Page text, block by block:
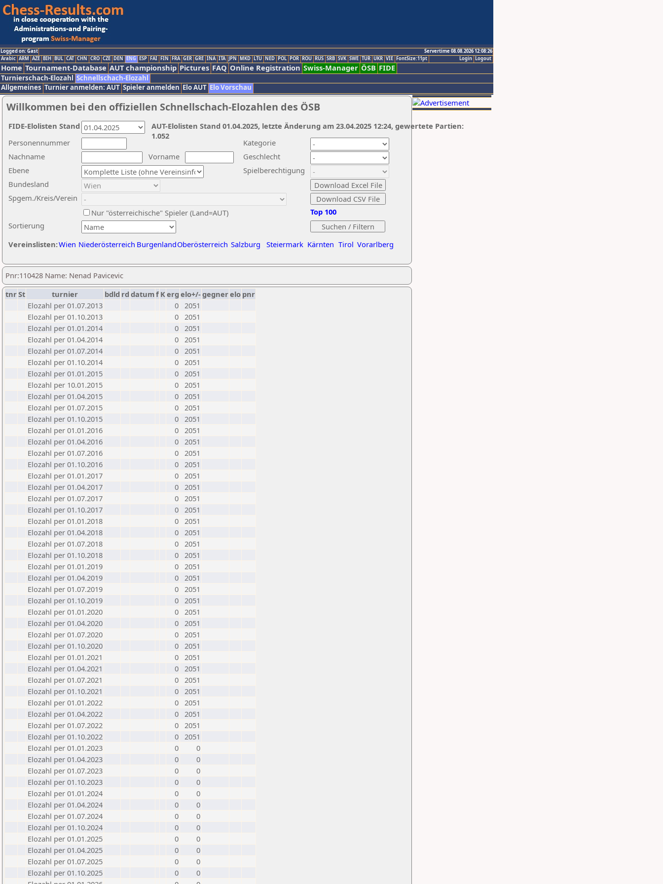
Logged on: Gast
Servertime 08.08.2026 12:08:26
Logout
Login
Arabic ARM AZE BIH BUL CAT CHN CRO CZE DEN ENG ESP FAI FIN FRA GER GRE INA ITA JPN MKD LTU NED POL POR ROU RUS SRB SVK SWE TUR UKR VIE FontSize:11pt
Home Tournament-Database AUT championship Pictures FAQ Online Registration Swiss-Manager ÖSB FIDE
Turnierschach-Elozahl Schnellschach-Elozahl
Allgemeines Turnier anmelden: AUT Spieler anmelden Elo AUT Elo Vorschau
Willkommen bei den offiziellen Schnellschach-Elozahlen des ÖSB
Nachname
Vorname
Ebene
Kategorie
Sortierung
Personennummer
Bundesland
Spgem./Kreis/Verein
Geschlecht
Nur "österreichische" Spieler (Land=AUT)
Spielberechtigung
Vereinslisten:Wien Niederösterreich BurgenlandOberösterreich Salzburg Steiermark Kärnten Tirol Vorarlberg
Top 100
AUT-Elolisten Stand 01.04.2025, letzte Änderung am 23.04.2025 12:24, gewertete Partien:
1.052
FIDE-Elolisten Stand
Pnr:110428 Name: Nenad Pavicevic
tnrSt turnier bdld rd datumf Kerg elo+/-gegnerelo pnr
Elozahl per 01.07.2013
0 2051
Elozahl per 01.10.2013
0 2051
Elozahl per 01.01.2014
0 2051
Elozahl per 01.04.2014
0 2051
Elozahl per 01.07.2014
0 2051
Elozahl per 01.10.2014
0 2051
Elozahl per 01.01.2015
0 2051
Elozahl per 10.01.2015
0 2051
Elozahl per 01.04.2015
0 2051
Elozahl per 01.07.2015
0 2051
Elozahl per 01.10.2015
0 2051
Elozahl per 01.01.2016
0 2051
Elozahl per 01.04.2016
0 2051
Elozahl per 01.07.2016
0 2051
Elozahl per 01.10.2016
0 2051
Elozahl per 01.01.2017
0 2051
Elozahl per 01.04.2017
0 2051
Elozahl per 01.07.2017
0 2051
Elozahl per 01.10.2017
0 2051
Elozahl per 01.01.2018
0 2051
Elozahl per 01.04.2018
0 2051
Elozahl per 01.07.2018
0 2051
Elozahl per 01.10.2018
0 2051
Elozahl per 01.01.2019
0 2051
Elozahl per 01.04.2019
0 2051
Elozahl per 01.07.2019
0 2051
Elozahl per 01.10.2019
0 2051
Elozahl per 01.01.2020
0 2051
Elozahl per 01.04.2020
0 2051
Elozahl per 01.07.2020
0 2051
Elozahl per 01.10.2020
0 2051
Elozahl per 01.01.2021
0 2051
Elozahl per 01.04.2021
0 2051
Elozahl per 01.07.2021
0 2051
Elozahl per 01.10.2021
0 2051
Elozahl per 01.01.2022
0 2051
Elozahl per 01.04.2022
0 2051
Elozahl per 01.07.2022
0 2051
Elozahl per 01.10.2022
0 2051
Elozahl per 01.01.2023
0
0
Elozahl per 01.04.2023
0
0
Elozahl per 01.07.2023
0
0
Elozahl per 01.10.2023
0
0
Elozahl per 01.01.2024
0
0
Elozahl per 01.04.2024
0
0
Elozahl per 01.07.2024
0
0
Elozahl per 01.10.2024
0
0
Elozahl per 01.01.2025
0
0
Elozahl per 01.04.2025
0
0
Elozahl per 01.07.2025
0
0
Elozahl per 01.10.2025
0
0